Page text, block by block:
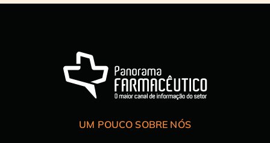
UM POUCO SOBRE NÓS